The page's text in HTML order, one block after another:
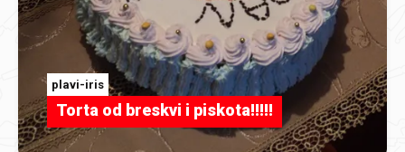
plavi-iris
Torta od breskvi i piskota!!!!!